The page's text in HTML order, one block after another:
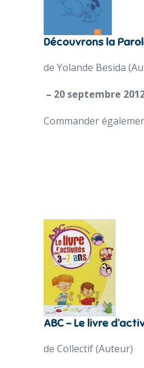
Découvrons la
de Yolande Besida
– 20 septembre
Commander
ABC – Le livre
de Collectif (Auteur)